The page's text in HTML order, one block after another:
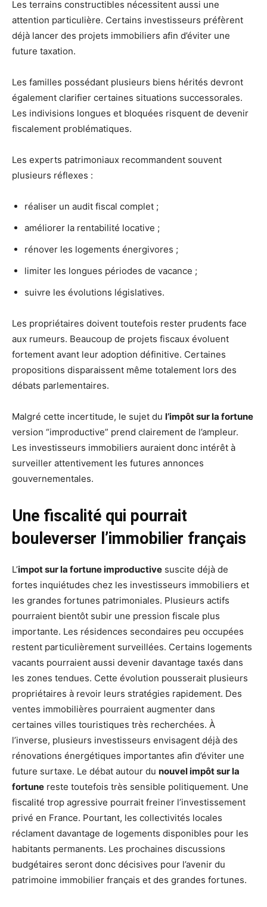
Les terrains constructibles nécessitent aussi une
attention particulière. Certains investisseurs préfèrent
déjà lancer des projets immobiliers afin d’éviter une
future taxation.
Les familles possédant plusieurs biens hérités devront
également clarifier certaines situations successorales.
Les indivisions longues et bloquées risquent de devenir
fiscalement problématiques.
Les experts patrimoniaux recommandent souvent
plusieurs réflexes :
réaliser un audit fiscal complet ;
améliorer la rentabilité locative ;
rénover les logements énergivores ;
limiter les longues périodes de vacance ;
suivre les évolutions législatives.
Les propriétaires doivent toutefois rester prudents face
aux rumeurs. Beaucoup de projets fiscaux évoluent
fortement avant leur adoption définitive. Certaines
propositions disparaissent même totalement lors des
débats parlementaires.
Malgré cette incertitude, le sujet du l’impôt sur la fortune
version “improductive” prend clairement de l’ampleur.
Les investisseurs immobiliers auraient donc intérêt à
surveiller attentivement les futures annonces
gouvernementales.
Une fiscalité qui pourrait
bouleverser l’immobilier français
L’impot sur la fortune improductive suscite déjà de
fortes inquiétudes chez les investisseurs immobiliers et
les grandes fortunes patrimoniales. Plusieurs actifs
pourraient bientôt subir une pression fiscale plus
importante. Les résidences secondaires peu occupées
restent particulièrement surveillées. Certains logements
vacants pourraient aussi devenir davantage taxés dans
les zones tendues. Cette évolution pousserait plusieurs
propriétaires à revoir leurs stratégies rapidement. Des
ventes immobilières pourraient augmenter dans
certaines villes touristiques très recherchées. À
l’inverse, plusieurs investisseurs envisagent déjà des
rénovations énergétiques importantes afin d’éviter une
future surtaxe. Le débat autour du nouvel impôt sur la
fortune reste toutefois très sensible politiquement. Une
fiscalité trop agressive pourrait freiner l’investissement
privé en France. Pourtant, les collectivités locales
réclament davantage de logements disponibles pour les
habitants permanents. Les prochaines discussions
budgétaires seront donc décisives pour l’avenir du
patrimoine immobilier français et des grandes fortunes.